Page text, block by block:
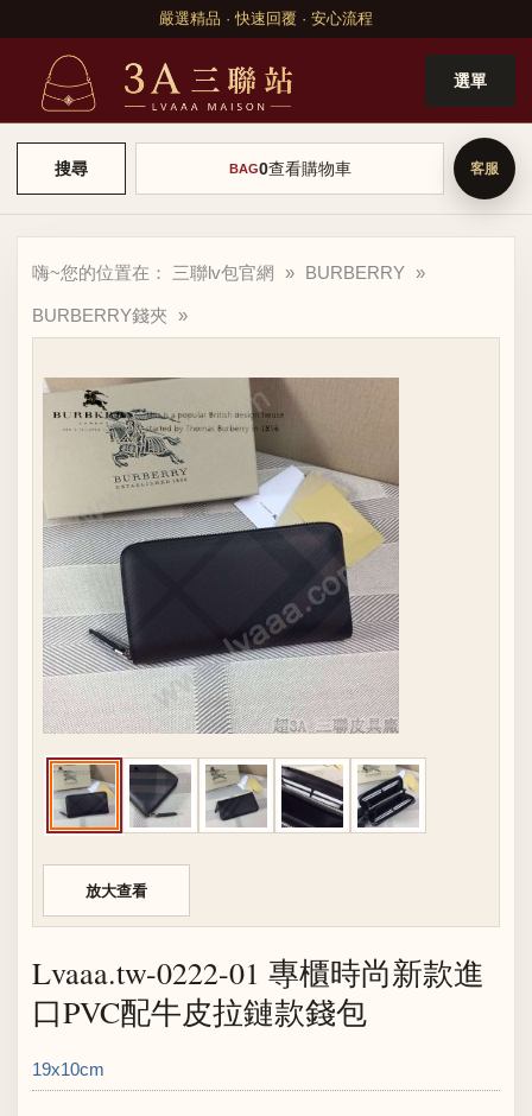
嚴選精品 · 快速回覆 · 安心流程
選單
搜尋 BAG0查看購物車
嗨~您的位置在： 三聯lv包官網 » BURBERRY »
BURBERRY錢夾 »
放大查看
Lvaaa.tw-0222-01 專櫃時尚新款進
口PVC配牛皮拉鏈款錢包
19x10cm